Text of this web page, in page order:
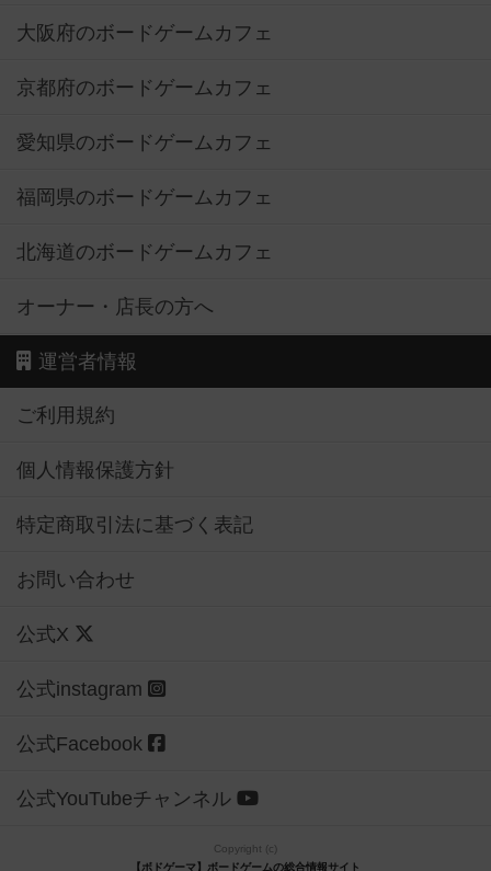
大阪府のボードゲームカフェ
京都府のボードゲームカフェ
愛知県のボードゲームカフェ
福岡県のボードゲームカフェ
北海道のボードゲームカフェ
オーナー・店長の方へ
運営者情報
ご利用規約
個人情報保護方針
特定商取引法に基づく表記
お問い合わせ
公式X
公式instagram
公式Facebook
公式YouTubeチャンネル
Copyright (c)
【ボドゲーマ】ボードゲームの総合情報サイト